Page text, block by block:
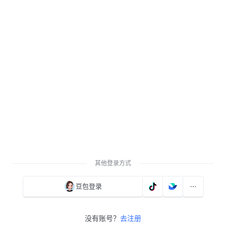
其他登录方式
豆包登录
没有账号？ 去注册